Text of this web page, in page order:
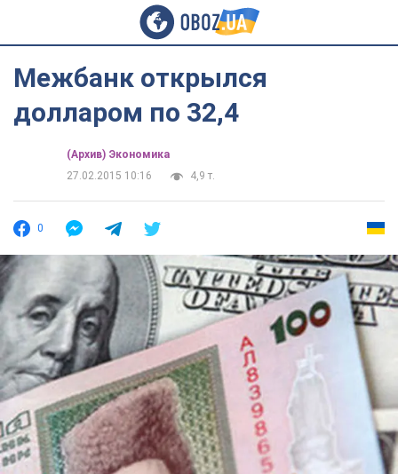
Межбанк открылся
долларом по 32,4
(Архив) Экономика
27.02.2015 10:16
4,9 т.
0